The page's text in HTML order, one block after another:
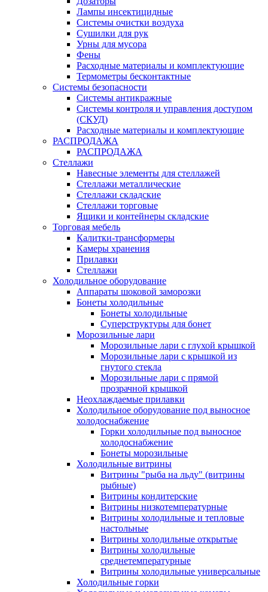
Лампы инсектицидные
Системы очистки воздуха
Сушилки для рук
Урны для мусора
Фены
Расходные материалы и комплектующие
Термометры бесконтактные
Системы безопасности
Системы антикражные
Системы контроля и управления доступом
(СКУД)
Расходные материалы и комплектующие
РАСПРОДАЖА
РАСПРОДАЖА
Стеллажи
Навесные элементы для стеллажей
Стеллажи металлические
Стеллажи складские
Стеллажи торговые
Ящики и контейнеры складские
Торговая мебель
Калитки-трансформеры
Камеры хранения
Прилавки
Стеллажи
Холодильное оборудование
Аппараты шоковой заморозки
Бонеты холодильные
Бонеты холодильные
Суперструктуры для бонет
Морозильные лари
Морозильные лари с глухой крышкой
Морозильные лари с крышкой из
гнутого стекла
Морозильные лари с прямой
прозрачной крышкой
Неохлаждаемые прилавки
Холодильное оборудование под выносное
холодоснабжение
Горки холодильные под выносное
холодоснабжение
Бонеты морозильные
Холодильные витрины
Витрины "рыба на льду" (витрины
рыбные)
Витрины кондитерские
Витрины низкотемпературные
Витрины холодильные и тепловые
настольные
Витрины холодильные открытые
Витрины холодильные
среднетемпературные
Витрины холодильные универсальные
Холодильные горки